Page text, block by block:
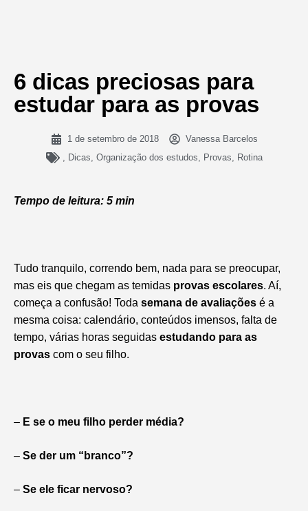
6 dicas preciosas para
estudar para as provas
1 de setembro de 2018
Vanessa Barcelos
, Dicas, Organização dos estudos, Provas, Rotina
Tempo de leitura: 5 min
Tudo tranquilo, correndo bem, nada para se preocupar,
mas eis que chegam as temidas provas escolares. Aí,
começa a confusão! Toda semana de avaliações é a
mesma coisa: calendário, conteúdos imensos, falta de
tempo, várias horas seguidas estudando para as
provas com o seu filho.
– E se o meu filho perder média?
– Se der um “branco”?
– Se ele ficar nervoso?